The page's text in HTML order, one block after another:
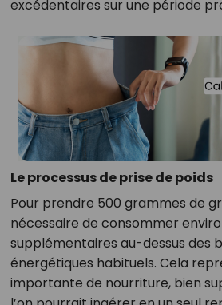
excédentaires sur une période
Le processus de prise de poids
Pour prendre 500 grammes de
nécessaire de consommer
supplémentaires au-dessus des
énergétiques habituels. Cela
importante de nourriture, bien